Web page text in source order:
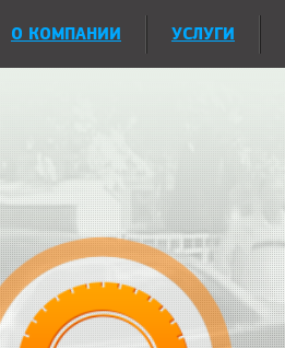
О КОМПАНИИ УСЛУГИ